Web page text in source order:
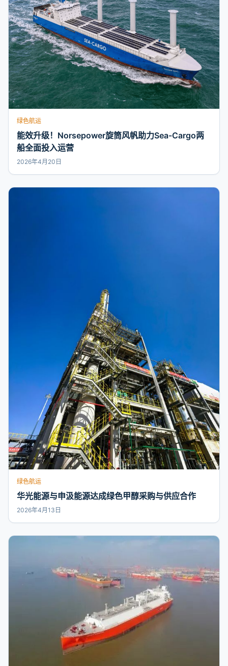
绿色航运
能效升级！Norsepower旋筒风帆助力Sea-Cargo两
船全面投入运营
2026年4月20日
绿色航运
华光能源与申汲能源达成绿色甲醇采购与供应合作
2026年4月13日